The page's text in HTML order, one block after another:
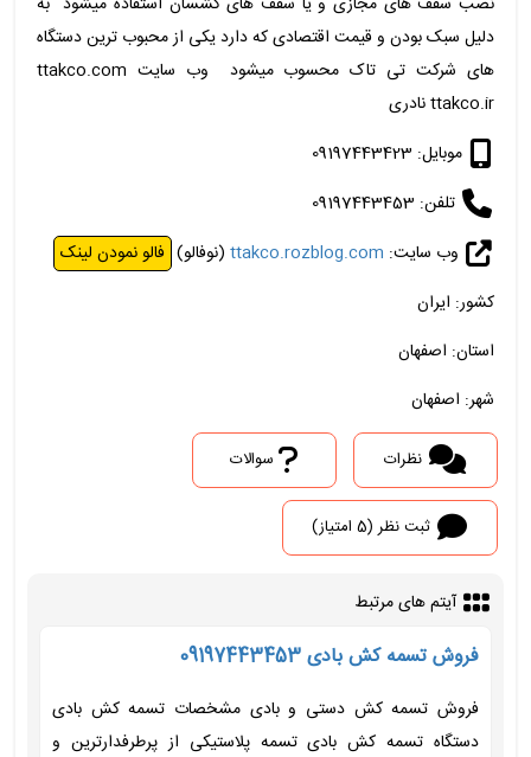
دلیل سبک بودن و قیمت اقتصادی که دارد یکی از محبوب ترین دستگاه
های شرکت تی تاک محسوب میشود وب سایت ttakco.com
ttakco.ir نادری
موبایل: 09197443423
تلفن: 09197443453
وب سایت: ttakco.rozblog.com (نوفالو) فالو نمودن لینک
کشور: ایران
استان: اصفهان
شهر: اصفهان
نظرات سوالات
ثبت نظر (5 امتیاز)
آیتم های مرتبط
فروش تسمه کش بادی 09197443453
فروش تسمه کش دستی و بادی مشخصات تسمه کش بادی
دستگاه تسمه کش بادی تسمه پلاستیکی از پرطرفدارترین و